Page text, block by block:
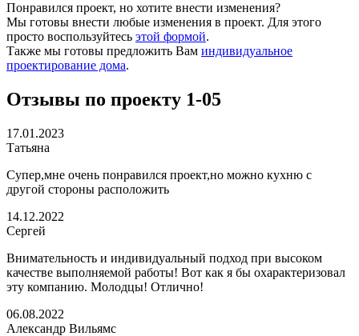
Понравился проект, но хотите внести изменения?
Мы готовы внести любые изменения в проект. Для этого
просто воспользуйтесь этой формой.
Также мы готовы предложить Вам индивидуальное
проектирование дома.
Отзывы по проекту 1-05
17.01.2023
Татьяна
Супер,мне очень понравился проект,но можно кухню с
другой стороны расположить
14.12.2022
Сергей
Внимательность и индивидуальный подход при высоком
качестве выполняемой работы! Вот как я бы охарактеризовал
эту компанию. Молодцы! Отлично!
06.08.2022
Александр Вильямс